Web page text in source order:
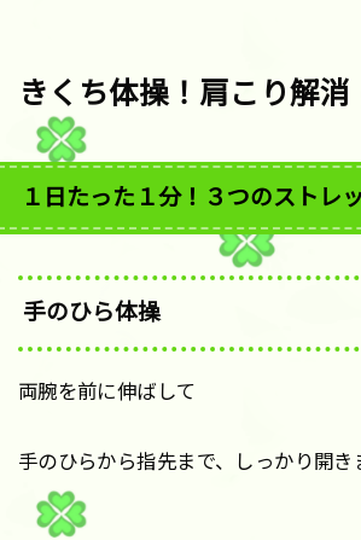
きくち体操！肩こり解消
１日たった１分！３つのストレ
手のひら体操
両腕を前に伸ばして
手のひらから指先まで、しっかり開き